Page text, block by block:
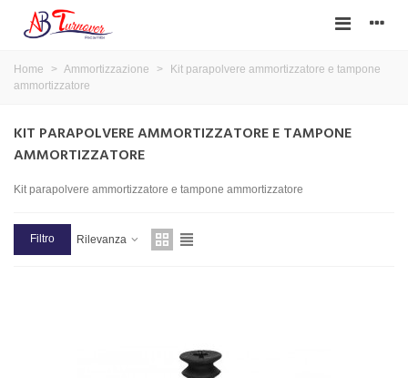
Home > Ammortizzazione >
Kit parapolvere ammortizzatore e tampone
ammortizzatore
KIT PARAPOLVERE AMMORTIZZATORE E TAMPONE
AMMORTIZZATORE
Kit parapolvere ammortizzatore e tampone ammortizzatore
Filtro Rilevanza